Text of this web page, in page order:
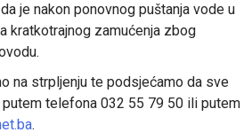
je nakon ponovnog puštanja vode u
kratkotrajnog zamućenja zbog
na strpljenju te podsjećamo da sve
telefona 032 55 79 50 ili putem
.